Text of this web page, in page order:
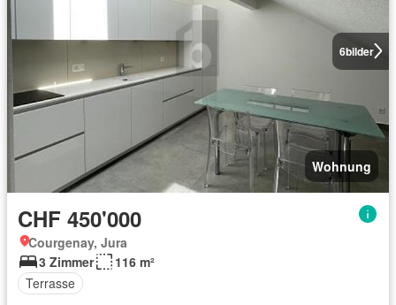
6bilder
Wohnung
CHF 450'000
Courgenay, Jura
3 Zimmer
116 m²
Terrasse